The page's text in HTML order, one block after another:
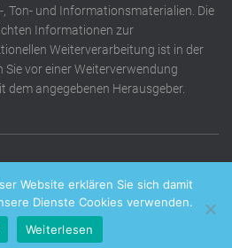
Ton- und Informationsmaterialien. Die
Informationen zur
Weiterverarbeitung ist in der
Sie vor einer Weiterverwendung
dem angegebenen Herausgeber.
Website erklären Sie sich damit
Dienste Cookies verwenden.
Weiterlesen